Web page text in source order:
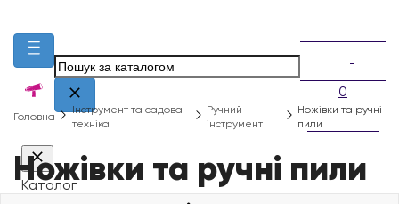
0
Каталог
Головна
Інструмент та садова
техніка
Ручний
інструмент
Ножівки та ручні
пили
Ножівки та ручні пили